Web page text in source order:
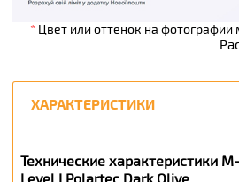
ХАРАКТЕРИСТИКИ
Технические характеристики
*Цвет или оттенок на фотографии